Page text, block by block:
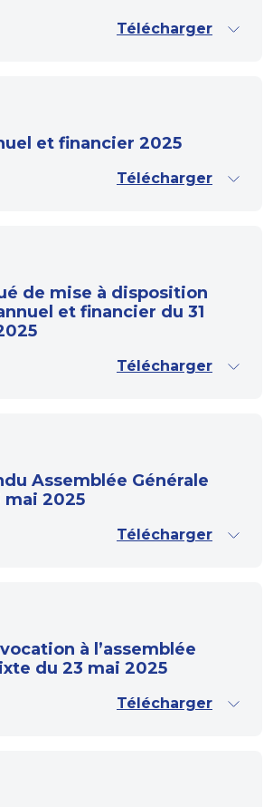
Télécharger
et financier 2025
Télécharger
de mise à disposition
et financier du 31
Télécharger
Assemblée Générale
mai 2025
Télécharger
à l’assemblée
du 23 mai 2025
Télécharger